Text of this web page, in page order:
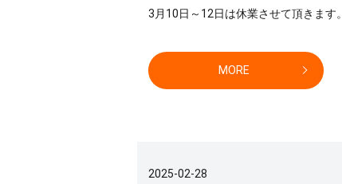
3月10日～12日は休業させて頂きます。
MORE
2025-02-28